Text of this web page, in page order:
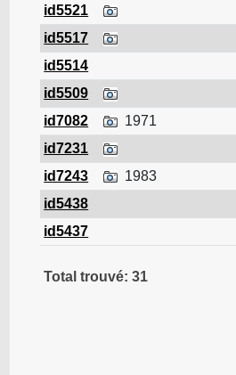
id5521
id5517
id5514
id5509
id7082
1971
id7231
id7243
1983
id5438
id5437
Total trouvé: 31